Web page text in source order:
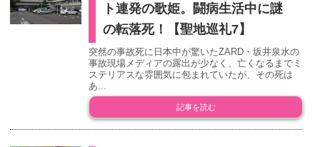
ト連発の歌姫。闘病生活中に謎
の転落死！【聖地巡礼7】
突然の事故死に日本中が驚いたZARD・坂井泉水の
事故現場メディアの露出が少なく、亡くなるまでミ
ステリアスな雰囲気に包まれていたが、その死は
あ...
記事を読む